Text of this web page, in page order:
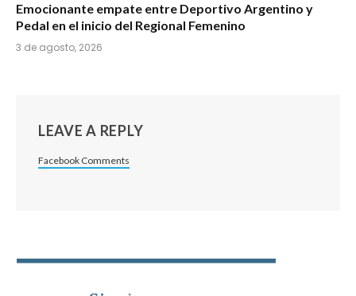
Emocionante empate entre Deportivo Argentino y
Pedal en el inicio del Regional Femenino
3 de agosto, 2026
LEAVE A REPLY
Facebook Comments